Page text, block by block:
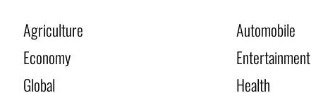
Agriculture Automobile
Economy
Entertainment
Global
Health